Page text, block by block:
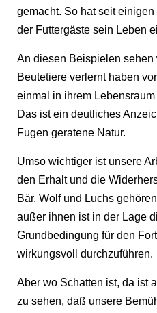
gemacht. So hat seit
der Futtergäste sein Leben
An diesen Beispielen sehen
Beutetiere verlernt haben
einmal in ihrem
Das ist ein deutliches
Fugen geratene Natur.
Umso wichtiger ist unsere
den Erhalt und die
Bär, Wolf und Luchs
außer ihnen ist in der Lage
Grundbedingung für den
wirkungsvoll durchzuführen.
Aber wo Schatten ist, da ist
zu sehen, daß unsere